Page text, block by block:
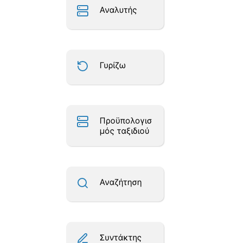
Αναλυτής
Γυρίζω
Προϋπολογισ
μός ταξιδιού
Αναζήτηση
Συντάκτης